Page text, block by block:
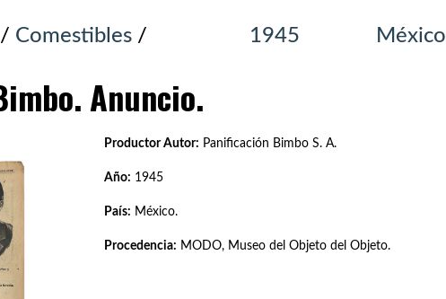
/ Comestibles / 1945 México
Anuncio.
Productor Autor: Panificación Bimbo S. A.
Año: 1945
País: México.
Procedencia: MODO, Museo del Objeto del Objeto.